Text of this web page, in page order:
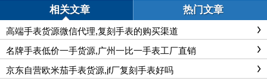
相关文章 热门文章
高端手表货源微信代理,复刻手表的购买渠道
名牌手表低价一手货源,广州一比一手表工厂直销
京东自营欧米茄手表货源,jf厂复刻手表好吗